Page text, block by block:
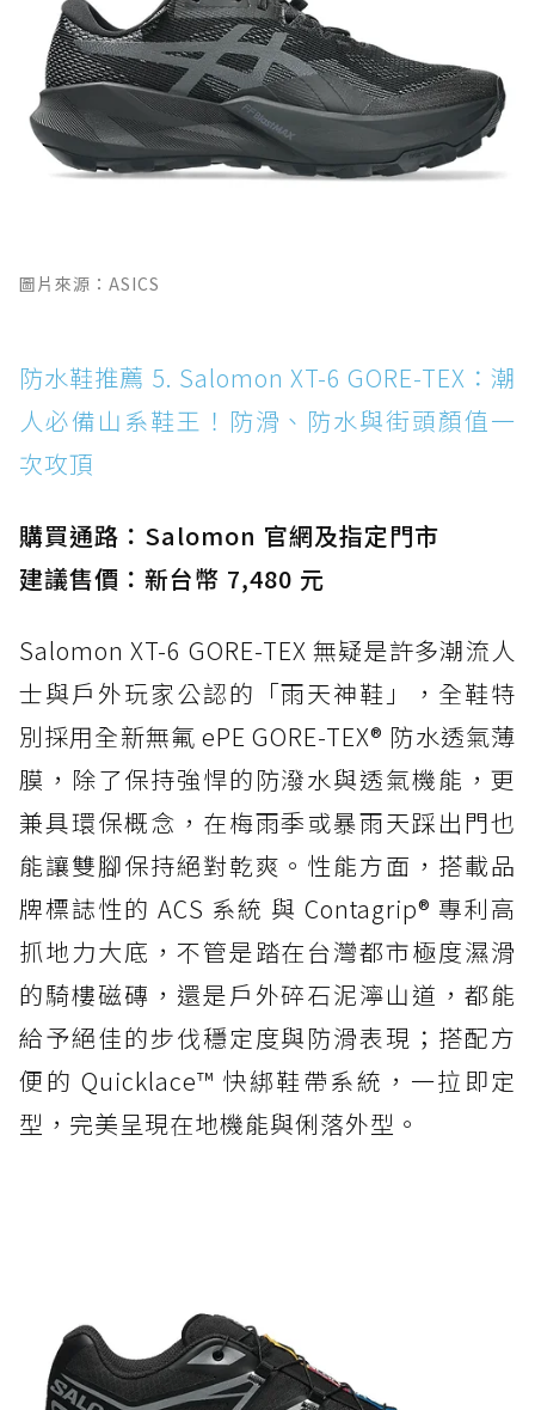
圖片來源：ASICS
防水鞋推薦 5. Salomon XT-6 GORE-TEX：潮
人必備山系鞋王！防滑、防水與街頭顏值一
次攻頂
購買通路：Salomon 官網及指定門市
建議售價：新台幣 7,480 元
Salomon XT-6 GORE-TEX 無疑是許多潮流人
士與戶外玩家公認的「雨天神鞋」，全鞋特
別採用全新無氟 ePE GORE-TEX® 防水透氣薄
膜，除了保持強悍的防潑水與透氣機能，更
兼具環保概念，在梅雨季或暴雨天踩出門也
能讓雙腳保持絕對乾爽。性能方面，搭載品
牌標誌性的 ACS 系統 與 Contagrip® 專利高
抓地力大底，不管是踏在台灣都市極度濕滑
的騎樓磁磚，還是戶外碎石泥濘山道，都能
給予絕佳的步伐穩定度與防滑表現；搭配方
便的 Quicklace™ 快綁鞋帶系統，一拉即定
型，完美呈現在地機能與俐落外型。